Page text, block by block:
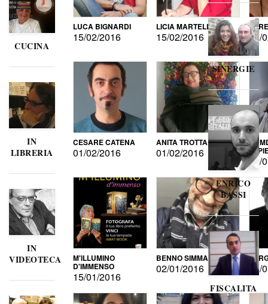
CUCINA
IN
LIBRERIA
IN
VIDEOTECA
LUCA BIGNARDI
15/02/2016
LICIA MARTELLI
15/02/2016 15/
CESARE CATENA
01/02/2016
ANITA TROTTA
01/02/2016 DI
15/
M'ILLUMINO
D'IMMENSO
15/01/2016
BENNO SIMMA
02/01/2016
SINERGIE
ENRICO
BASSI
FISCALITA